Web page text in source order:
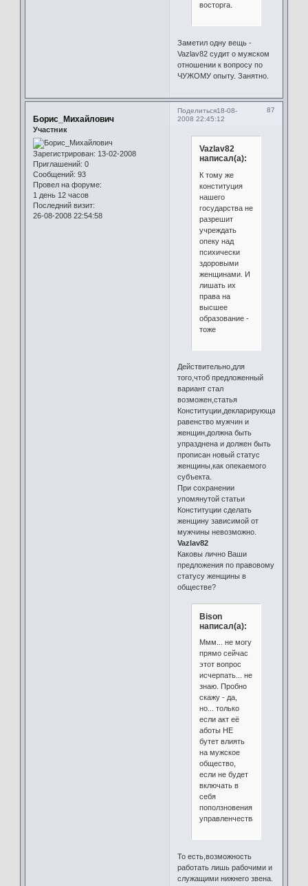
восторга.
Заметил одну вещь -
Vazlav82 судит о мужском
отношении к вопросу по
ЧУЖОМУ опыту. Занятно.
Поделиться 87
18-08-
2008 22:45:12
Борис_Михайлович
Участник
Зарегистрирован: 13-02-2008
Приглашений: 0
Сообщений: 93
Провел на форуме:
1 день 12 часов
Последний визит:
26-08-2008 22:54:58
Vazlav82
написал(а):
К тому же
конституция
нашего
государства не
разрешит
учреждать
опеку над
психически
здоровыми
женщинами. И
лишать их
права на
высшее
образование -
тоже
Действительно,для
того,чтоб предложенный
вариант стал
возможен,статья
Конституции,декларирующая
равенство мужчин и
женщин,должна быть
упразднена и должен быть
прописан новый статус
женщины,как опекаемого
субъекта.
При сохранении
упомянутой статьи
Конституции сделать
женщину зависимой от
мужчины невозможно.
Vazlav82
Каковы лично Ваши
предложения по правовому
статусу женщины в
обществе?
Bison
написал(а):
Ммм... не могу
прямо сейчас
этот вопрос
исчерпать... не
знаю. Пробно
скажу - да,
но... только
если акт её
аботы НЕ
бутет влиять
на мужское
общество,
если не будет
включать в
себя
поползновения
управленчества.
То есть,возможность
работать лишь рабочими и
служащими нижнего звена.